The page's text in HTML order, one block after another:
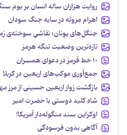
روایت هزاران ساله انسان بر بوم
اهرام مِروئه در سایه جنگ سودان
جنگل‌های یونان؛ نقاشیِ سوخته‌ی
تازه‌ترین وضعیت تنگه هرمز
۱۰ خط قرمز در دعوای همسران
جمع‌آوری موکب‌های اربعین در کربلا
بازگشت زوار اربعین حسینی از مرز
شاه کلید دوستی با حضرت امیر
اوکراین سند منگوله‌دار آمریکا!
آگاهی بدون فرسودگی